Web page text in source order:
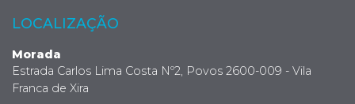
LOCALIZAÇÃO
Morada
Estrada Carlos Lima Costa Nº2, Povos 2600-009 - Vila
Franca de Xira